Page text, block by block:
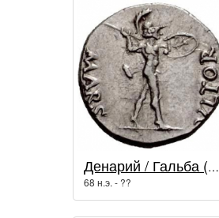
Денарий / Гальба (68 - 69 гг.)
68 н.э. - ??